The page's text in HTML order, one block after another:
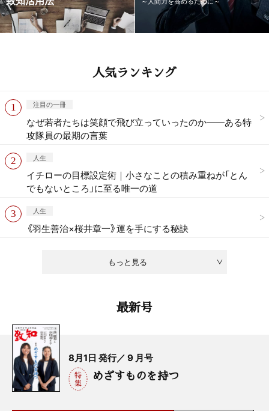
人気ランキング
もっと見る
注目の一冊
なぜ若者たちは笑顔で飛び立っていったのか——ある特
攻隊員の最期の言葉
人生
イチローの目標設定術｜小さなことの積み重ねが「とん
でもないところ」に至る唯一の道
人生
《羽生善治×桜井章一》運を手にする秘訣
最新号
8月1日 発行／ 9 月号
めざすものを持つ